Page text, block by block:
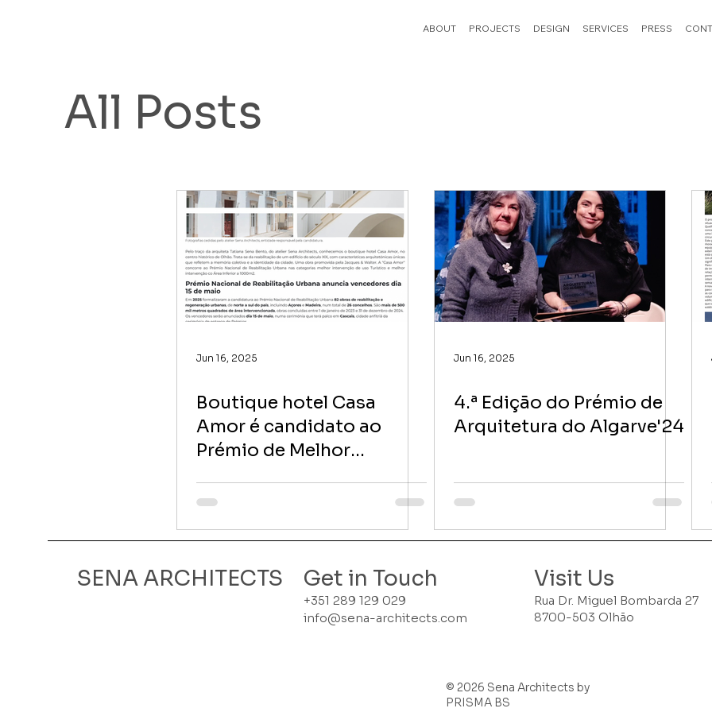
ABOUT PROJECTS DESIGN SERVICES PRESS
All Posts
Jun 16, 2025
Boutique hotel Casa
Amor é candidato ao
Prémio de Melhor
Turístico
Jun 16, 2025
4.ª Edição do Prémio de
Arquitetura do Algarve'24
SENA ARCHITECTS Get in Touch
+351 289 129 029
info@sena-architects.com
Visit Us
Rua Dr. Miguel Bombarda 27
8700-503 Olhão
© 2026 Sena Architects by
PRISMA BS